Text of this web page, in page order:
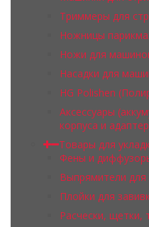
Триммеры для
Ножницы
Ножи для
Насадки для
HG Polishen
Аксессуары
корпуса и
Товары для
Фены и
Выпрямители для
Плойки для
Расчески, щетки,